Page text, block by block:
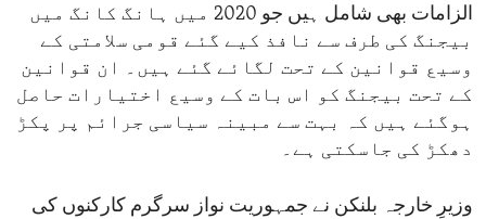
الزامات بھی شامل ہیں جو 2020 میں ہانگ کانگ میں
بیجنگ کی طرف سے نافذ کیے گئے قومی سلامتی کے
وسیع قوانین کے تحت لگائے گئے ہیں۔ ان قوانین
کے تحت بیجنگ کو اس بات کے وسیع اختیارات حاصل
ہوگئے ہیں کہ بہت سے مبینہ سیاسی جرائم پر پکڑ
دھکڑ کی جاسکتی ہے۔
وزیرِ خارجہ بلنکن نے جمہوریت نواز سرگرم کارکنوں کی